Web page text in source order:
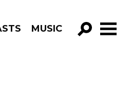
MUSIC